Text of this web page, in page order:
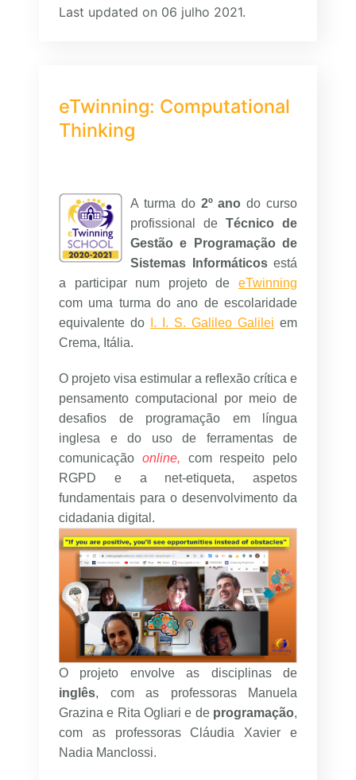
Last updated on 06 julho 2021.
eTwinning: Computational
Thinking
A turma do 2º ano do curso
profissional de Técnico de
Gestão e Programação de
Sistemas Informáticosestá
a participar num projeto de eTwinning
com uma turma do ano de escolaridade
equivalente do
I. I. S. Galileo Galilei em
Crema, Itália.
O projeto visa estimular a reflexão crítica e
pensamento computacional por meio de
desafios de programação em língua
inglesa e do uso de ferramentas de
comunicação online, com respeito pelo
RGPD e a net-etiqueta, aspetos
fundamentais para o desenvolvimento da
cidadania digital.
O projeto envolve as disciplinas de
inglês, com as professoras Manuela
Grazina e Rita Ogliari e de programação,
com as professoras Cláudia Xavier e
Nadia Manclossi.